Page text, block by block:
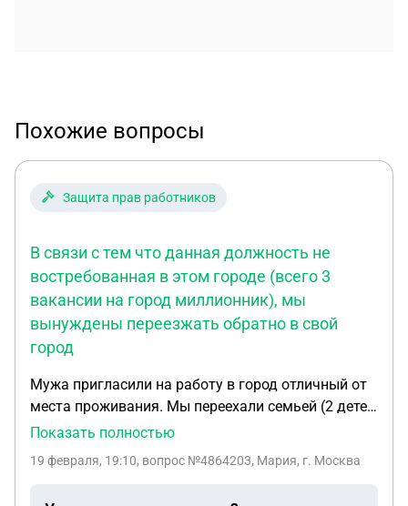
Похожие вопросы
Защита прав работников
В связи с тем что данная должность не
востребованная в этом городе (всего 3
вакансии на город миллионник), мы
вынуждены переезжать обратно в свой
город
Мужа пригласили на работу в город отличный от
места проживания. Мы переехали семьей (2 детей
14 лет. 3 года), спустя пару лет, работодатель
желанию. В связи с тем что данная должность не
Показать полностью
19 февраля, 19:10, вопрос №4864203, Мария, г. Москва